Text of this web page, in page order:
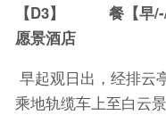
【D3】 餐
愿景酒店
早起观日出，经排云
乘地轨缆车上至白云